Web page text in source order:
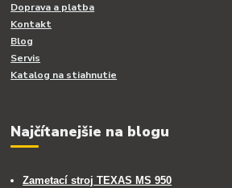
Doprava a platba
Kontakt
Blog
Servis
Katalog na stiahnutie
Najčítanejšie na blogu
Zametací stroj TEXAS MS 950